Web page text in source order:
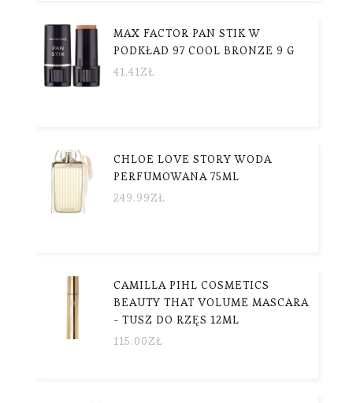
MAX FACTOR PAN STIK W
PODKŁAD 97 COOL BRONZE 9 G
41.41ZŁ
CHLOE LOVE STORY WODA
PERFUMOWANA 75ML
249.99ZŁ
CAMILLA PIHL COSMETICS
BEAUTY THAT VOLUME MASCARA
- TUSZ DO RZĘS 12ML
115.00ZŁ